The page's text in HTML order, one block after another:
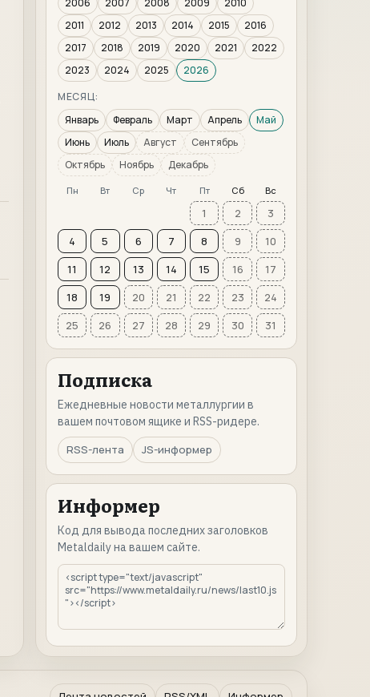
2006
2007 2008 2009
2010
2011
2012 2013 2014 2015
2016
2017
2018 2019 2020 2021
2022
2023
2024 2025
2026
МЕСЯЦ:
Январь
Февраль Март Апрель
Май
Июнь
Июль Август
Сентябрь
Октябрь
Ноябрь Декабрь
Пн Вт Ср Чт Пт Сб Вс
1 2
3
4
5 6 7 8 9
10
11
12 13 14 15 16
17
18
19 20 21 22 23
24
25
26 27 28 29 30 31
Подписка
Ежедневные новости металлургии в
вашем почтовом ящике и RSS-ридере.
RSS-лента
JS-информер
Информер
Код для вывода последних заголовков
Metaldaily на вашем сайте.